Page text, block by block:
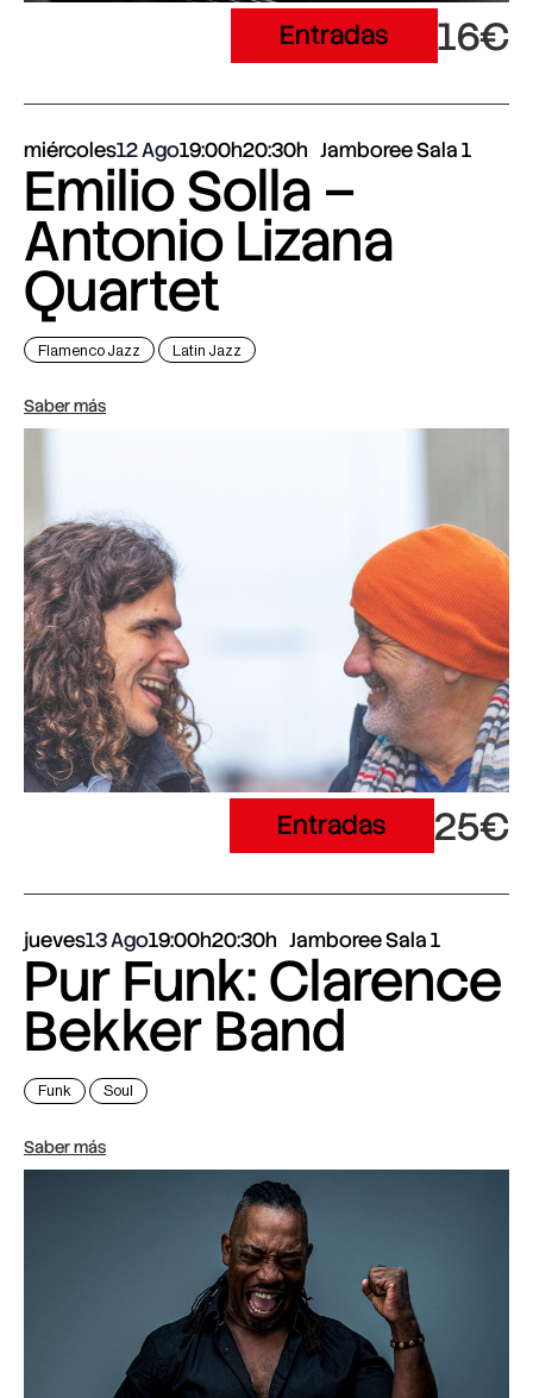
Entradas 16€
miércoles12 Ago19:00h20:30h Jamboree Sala 1
Emilio Solla –
Antonio Lizana
Quartet
Flamenco Jazz Latin Jazz
Saber más
Entradas 25€
jueves13 Ago19:00h20:30h Jamboree Sala 1
Pur Funk: Clarence
Bekker Band
Funk Soul
Saber más